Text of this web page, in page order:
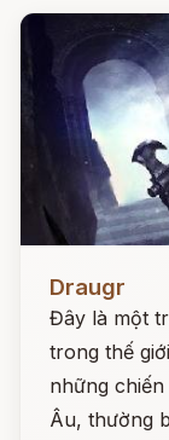
Draugr
Đây là một
trong thế
những
Âu, thường